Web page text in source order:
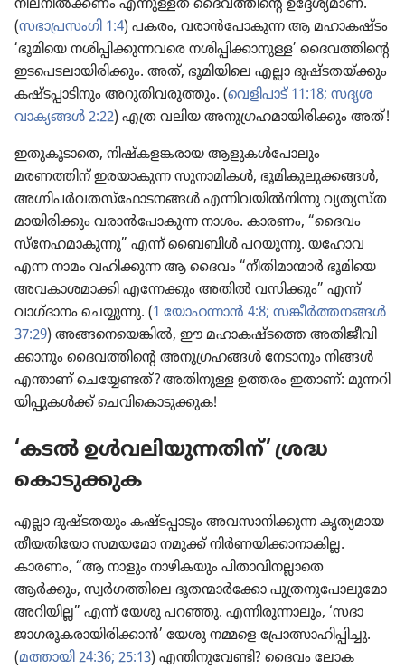
നിലനിൽക്കണം എന്നുള്ളത്‌ ദൈവ​ത്തി​ന്റെ ഉദ്ദേശ്യ​മാണ്‌.
(സഭാ​പ്ര​സം​ഗി 1:4) പകരം, വരാൻപോ​കുന്ന ആ മഹാകഷ്ടം
‘ഭൂമിയെ നശിപ്പി​ക്കു​ന്ന​വരെ നശിപ്പി​ക്കാ​നുള്ള’ ദൈവ​ത്തി​ന്റെ
ഇടപെ​ട​ലാ​യി​രി​ക്കും. അത്‌, ഭൂമി​യി​ലെ എല്ലാ ദുഷ്ടതയ്‌ക്കും
കഷ്ടപ്പാ​ടി​നും അറുതി​വ​രു​ത്തും. (വെളി​പാട്‌ 11:18; സദൃശ​
വാ​ക്യ​ങ്ങൾ 2:22) എത്ര വലിയ അനു​ഗ്ര​ഹ​മാ​യി​രി​ക്കും അത്‌!
ഇതുകൂ​ടാ​തെ, നിഷ്‌ക​ള​ങ്ക​രായ ആളുകൾപോ​ലും
മരണത്തിന്‌ ഇരയാ​കുന്ന സുനാ​മി​കൾ, ഭൂമി​കു​ലു​ക്കങ്ങൾ,
അഗ്നിപർവ​തസ്‌ഫോ​ട​നങ്ങൾ എന്നിവ​യിൽനി​ന്നു വ്യത്യസ്‌ത​
മാ​യി​രി​ക്കും വരാൻപോ​കുന്ന നാശം. കാരണം, “ദൈവം
സ്‌നേ​ഹ​മാ​കു​ന്നു” എന്ന്‌ ബൈബിൾ പറയുന്നു. യഹോവ
എന്ന നാമം വഹിക്കുന്ന ആ ദൈവം “നീതി​മാ​ന്മാർ ഭൂമിയെ
അവകാ​ശ​മാ​ക്കി എന്നേക്കും അതിൽ വസിക്കും” എന്ന്‌
വാഗ്‌ദാ​നം ചെയ്യുന്നു. (1 യോഹ​ന്നാൻ 4:8; സങ്കീർത്ത​നങ്ങൾ
37:29) അങ്ങനെ​യെ​ങ്കിൽ, ഈ മഹാക​ഷ്ടത്തെ അതിജീ​വി​
ക്കാ​നും ദൈവ​ത്തി​ന്റെ അനു​ഗ്ര​ഹങ്ങൾ നേടാ​നും നിങ്ങൾ
എന്താണ്‌ ചെയ്യേ​ണ്ടത്‌? അതിനുള്ള ഉത്തരം ഇതാണ്‌: മുന്നറി​
യി​പ്പു​കൾക്ക്‌ ചെവി​കൊ​ടു​ക്കുക!
‘കടൽ ഉൾവലി​യു​ന്ന​തിന്‌’ ശ്രദ്ധ
കൊടു​ക്കു​ക
എല്ലാ ദുഷ്ടത​യും കഷ്ടപ്പാ​ടും അവസാ​നി​ക്കുന്ന കൃത്യ​മായ
തീയതി​യോ സമയമോ നമുക്ക്‌ നിർണ​യി​ക്കാ​നാ​കില്ല.
കാരണം, “ആ നാളും നാഴി​ക​യും പിതാ​വി​ന​ല്ലാ​തെ
ആർക്കും, സ്വർഗ​ത്തി​ലെ ദൂതന്മാർക്കോ പുത്ര​നു​പോ​ലു​മോ
അറിയില്ല” എന്ന്‌ യേശു പറഞ്ഞു. എന്നിരു​ന്നാ​ലും, ‘സദാ
ജാഗരൂ​ക​രാ​യി​രി​ക്കാൻ’ യേശു നമ്മളെ പ്രോ​ത്സാ​ഹി​പ്പി​ച്ചു.
(മത്തായി 24:36; 25:13) എന്തിനു​വേണ്ടി? ദൈവം ലോക​